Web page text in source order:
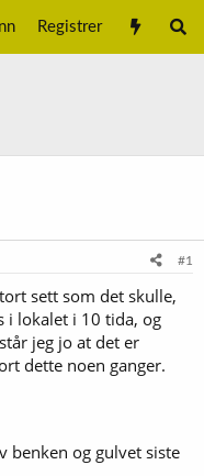
Registrer
#1
sett som det skulle,
i lokalet i 10 tida, og
jeg jo at det er
dette noen ganger.
benken og gulvet siste